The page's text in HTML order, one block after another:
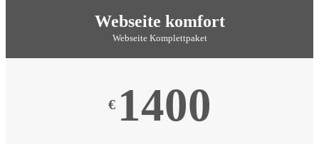
Webseite komfort
Webseite Komplettpaket
€ 1400